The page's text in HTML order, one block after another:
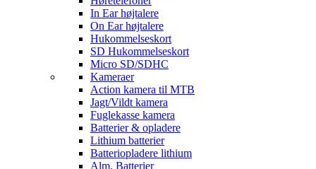
In Ear højtalere
On Ear højtalere
Hukommelseskort
SD Hukommelseskort
Micro SD/SDHC
Kameraer
Action kamera til MTB
Jagt/Vildt kamera
Fuglekasse kamera
Batterier & opladere
Lithium batterier
Batteriopladere lithium
Alm. Batterier